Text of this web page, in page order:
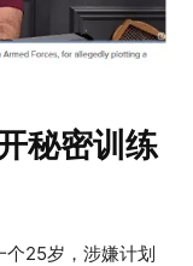
秘密训练
25岁，涉嫌计划